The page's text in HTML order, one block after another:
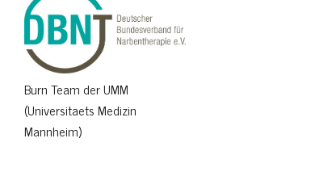
Burn Team der UMM
(Universitaets Medizin
Mannheim)